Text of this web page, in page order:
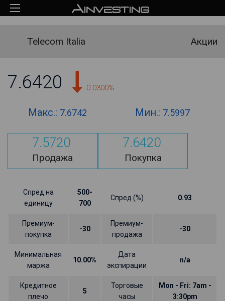
Telecom Italia Акции
7.6420 -0.0300%
Макс.: 7.6742 Мин.: 7.5997
7.5720
Продажа
7.6420
Покупка
Спред на
единицу
500-
700
Спред (%) 0.93
Премиум-
покупка
-30
Премиум-
продажа
-30
Минимальная
маржа
10.00%
Дата
экспирации
n/a
Кредитное
плечо
5
Торговые
часы
Mon - Fri: 7am -
3:30pm